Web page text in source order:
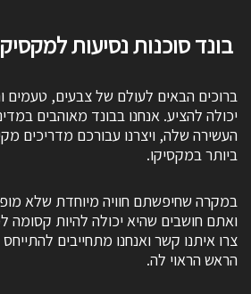
בונד סוכנות נסיעות
ברוכים הבאים לעולם של צבעים, טעמים
יכולה להציע. אנחנו בבונד מאוהבים
העשירה שלה, ויצרנו עבורכם מדריכים
ביותר במקסיקו.
במקרה שחיפשתם חוויה מיוחדת שלא
ואתם חושבים שהיא יכולה להיות קסומה
צרו איתנו קשר ואנחנו מתחייבים
הראש הראוי לה.